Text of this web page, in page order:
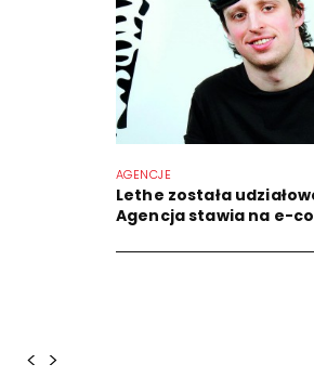
AGENCJE
Lethe została
Agencja stawia na e-
< >